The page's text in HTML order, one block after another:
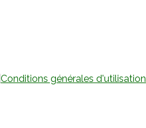
Conditions générales d'utilisation